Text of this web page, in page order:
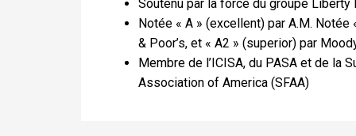
Soutenu par la force du groupe Liberty
Notée « A » (excellent) par A.M. Notée
& Poor’s, et « A2 » (superior) par
Membre de l’ICISA, du PASA et de la
Association of America (SFAA)